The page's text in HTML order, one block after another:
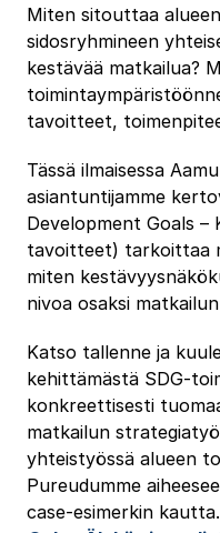
Miten sitouttaa
sidosryhmineen
kestävää matkailua?
tavoitteet,
Tässä ilmaisessa
asiantuntijamme
Development Goals –
tavoitteet) tarkoittaa
miten
nivoa osaksi
Katso tallenne ja
kehittämästä SDG-
konkreettisesti
matkailun
yhteistyössä alueen
Pureudumme
case-esimerkin